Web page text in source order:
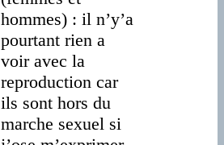
hommes) : il n’y’a
pourtant rien a
voir avec la
reproduction car
ils sont hors du
marche sexuel si